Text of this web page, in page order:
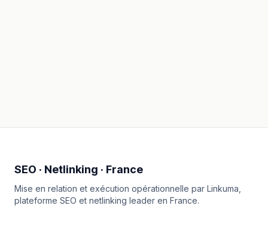
SEO · Netlinking · France
Mise en relation et exécution opérationnelle par Linkuma
plateforme SEO et netlinking leader en France.